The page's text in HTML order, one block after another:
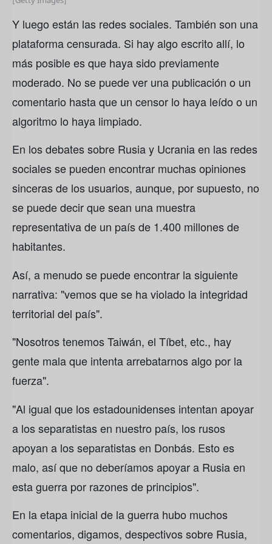
Y luego están las redes sociales. También son una
plataforma censurada. Si hay algo escrito allí, lo
más posible es que haya sido previamente
moderado. No se puede ver una publicación o un
comentario hasta que un censor lo haya leído o un
algoritmo lo haya limpiado.
En los debates sobre Rusia y Ucrania en las redes
sociales se pueden encontrar muchas opiniones
sinceras de los usuarios, aunque, por supuesto, no
se puede decir que sean una muestra
representativa de un país de 1.400 millones de
habitantes.
Así, a menudo se puede encontrar la siguiente
narrativa: "vemos que se ha violado la integridad
territorial del país".
"Nosotros tenemos Taiwán, el Tíbet, etc., hay
gente mala que intenta arrebatarnos algo por la
fuerza".
"Al igual que los estadounidenses intentan apoyar
a los separatistas en nuestro país, los rusos
apoyan a los separatistas en Donbás. Esto es
malo, así que no deberíamos apoyar a Rusia en
esta guerra por razones de principios".
En la etapa inicial de la guerra hubo muchos
comentarios, digamos, despectivos sobre Rusia,